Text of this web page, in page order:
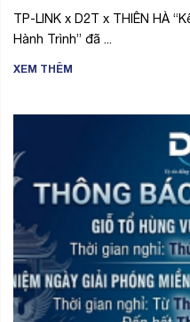
TP-LINK x D2T x THIÊN HÀ
Hành Trình” đã ...
XEM THÊM